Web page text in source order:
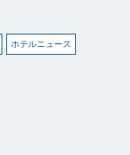
ホテルニュース